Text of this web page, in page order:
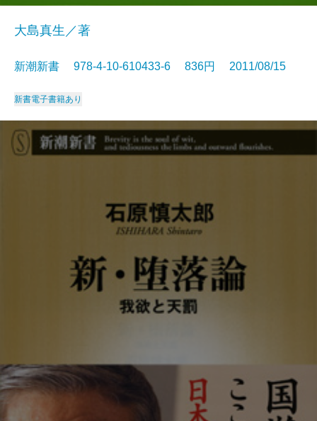
大島真生／著
新潮新書 978-4-10-610433-6 836円 2011/08/15
新書電子書籍あり